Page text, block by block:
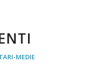
MEDIE